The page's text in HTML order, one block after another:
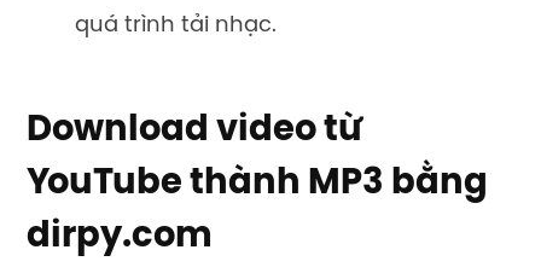
quá trình tải nhạc.
Download video từ
YouTube thành MP3 bằng
dirpy.com